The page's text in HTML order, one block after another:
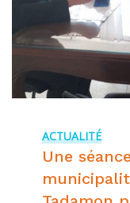
ACTUALITÉ
Une